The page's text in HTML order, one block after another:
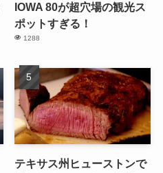
IOWA 80が超穴場の観光ス
ポットすぎる！
1288
テキサス州ヒューストンで